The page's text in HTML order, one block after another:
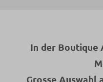
In der Boutique
Grosse Auswahl